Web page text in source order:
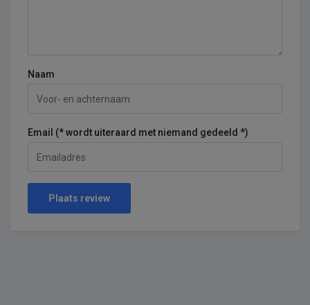
Naam
Email (* wordt uiteraard met niemand gedeeld *)
Plaats review